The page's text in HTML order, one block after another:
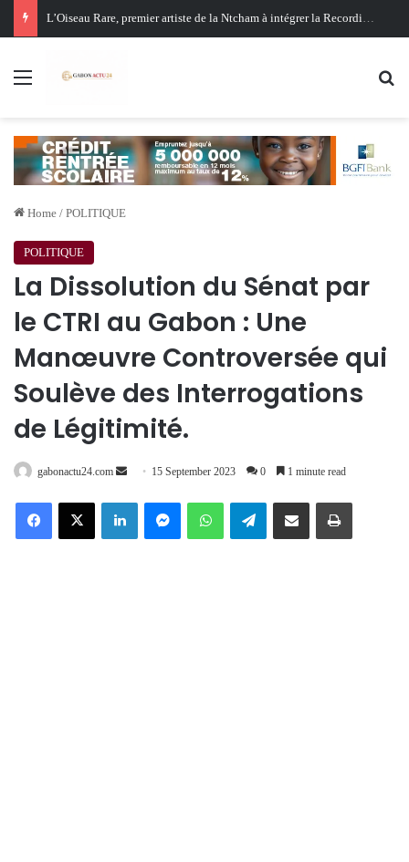
Oligui Nguema au Ghana : Libreville mise sur Accra pour renforcer sa stratégie diplomatique et économique
Menu
Home / POLITIQUE
POLITIQUE
La Dissolution du Sénat par
le CTRI au Gabon : Une
Manœuvre Controversée qui
Soulève des Interrogations
de Légitimité.
gabonactu24.com
Send 15 September 2023 0 1 minute read
FacebookX LinkedInMessengerWhatsAppTelegramShare via Email Print